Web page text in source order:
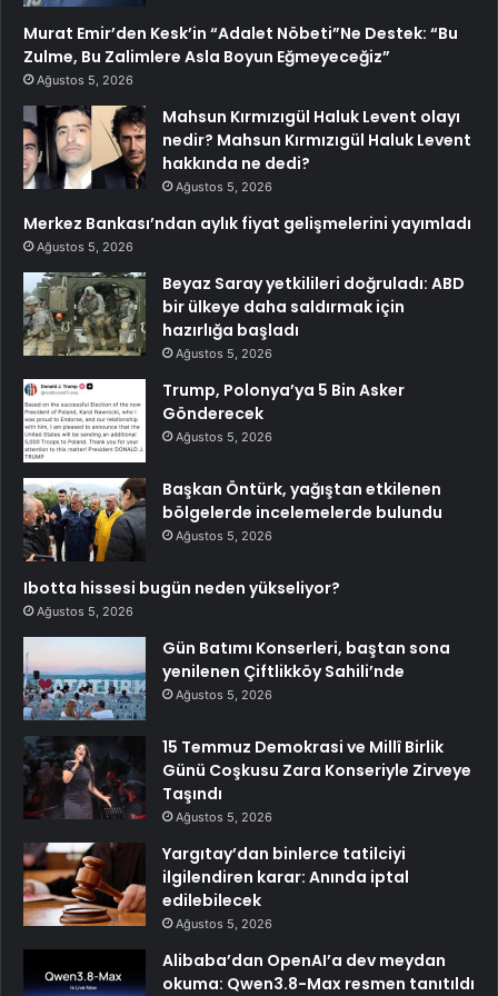
Murat Emir’den Kesk’in “Adalet Nöbeti”Ne Destek: “Bu
Zulme, Bu Zalimlere Asla Boyun Eğmeyeceğiz”
Ağustos 5, 2026
Mahsun Kırmızıgül Haluk Levent olayı
nedir? Mahsun Kırmızıgül Haluk Levent
hakkında ne dedi?
Ağustos 5, 2026
Merkez Bankası’ndan aylık fiyat gelişmelerini yayımladı
Ağustos 5, 2026
Beyaz Saray yetkilileri doğruladı: ABD
bir ülkeye daha saldırmak için
hazırlığa başladı
Ağustos 5, 2026
Trump, Polonya’ya 5 Bin Asker
Gönderecek
Ağustos 5, 2026
Başkan Öntürk, yağıştan etkilenen
bölgelerde incelemelerde bulundu
Ağustos 5, 2026
Ibotta hissesi bugün neden yükseliyor?
Ağustos 5, 2026
Gün Batımı Konserleri, baştan sona
yenilenen Çiftlikköy Sahili’nde
Ağustos 5, 2026
15 Temmuz Demokrasi ve Millî Birlik
Günü Coşkusu Zara Konseriyle Zirveye
Taşındı
Ağustos 5, 2026
Yargıtay’dan binlerce tatilciyi
ilgilendiren karar: Anında iptal
edilebilecek
Ağustos 5, 2026
Alibaba’dan OpenAI’a dev meydan
okuma: Qwen3.8-Max resmen tanıtıldı